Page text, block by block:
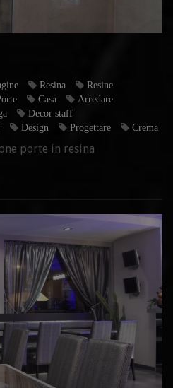
Resina
Resine
Casa
Arredare
Decor staff
Design Progettare Crema
porte in resina